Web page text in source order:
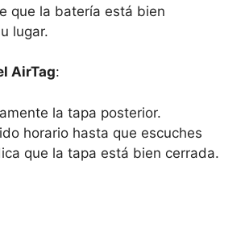
que la batería está bien
lugar.
AirTag:
la tapa posterior.
horario hasta que escuches
que la tapa está bien cerrada.